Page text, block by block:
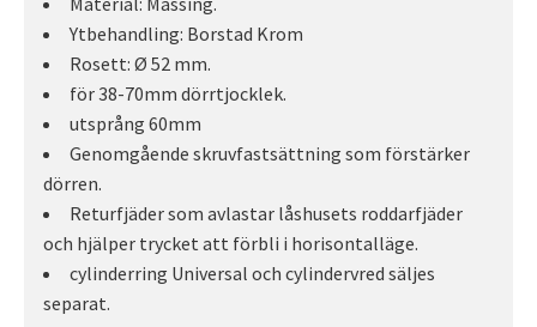
Ytbehandling: Borstad Krom
Rosett: Ø 52 mm.
för 38-70mm dörrtjocklek.
utsprång 60mm
Genomgående skruvfastsättning som förstärker
dörren.
Returfjäder som avlastar låshusets roddarfjäder
och hjälper trycket att förbli i horisontalläge.
cylinderring Universal och cylindervred säljes
separat.